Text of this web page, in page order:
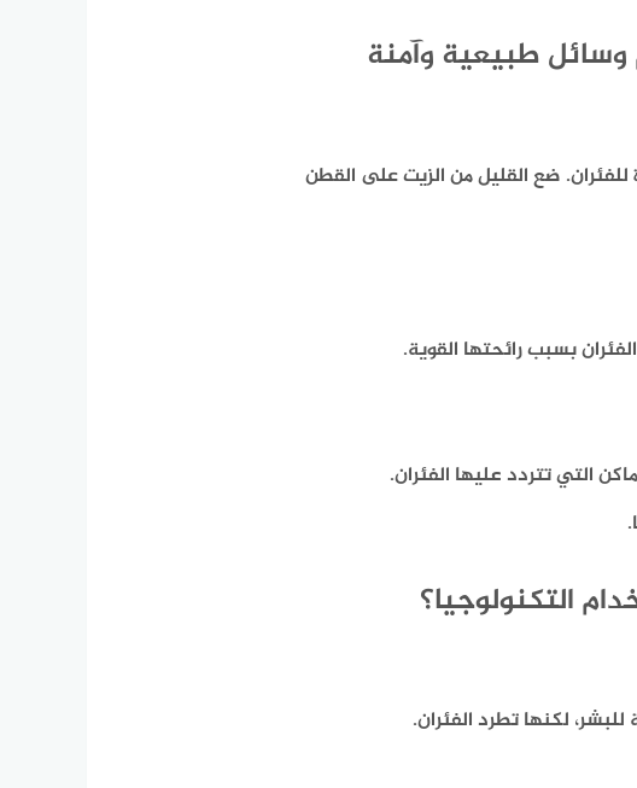
وسائل طبيعية وآمنة
للفئران. ضع القليل من الزيت على القطن
بسبب رائحتها القوية.
التي تتردد عليها الفئران.
التكنولوجيا؟
لكنها تطرد الفئران.